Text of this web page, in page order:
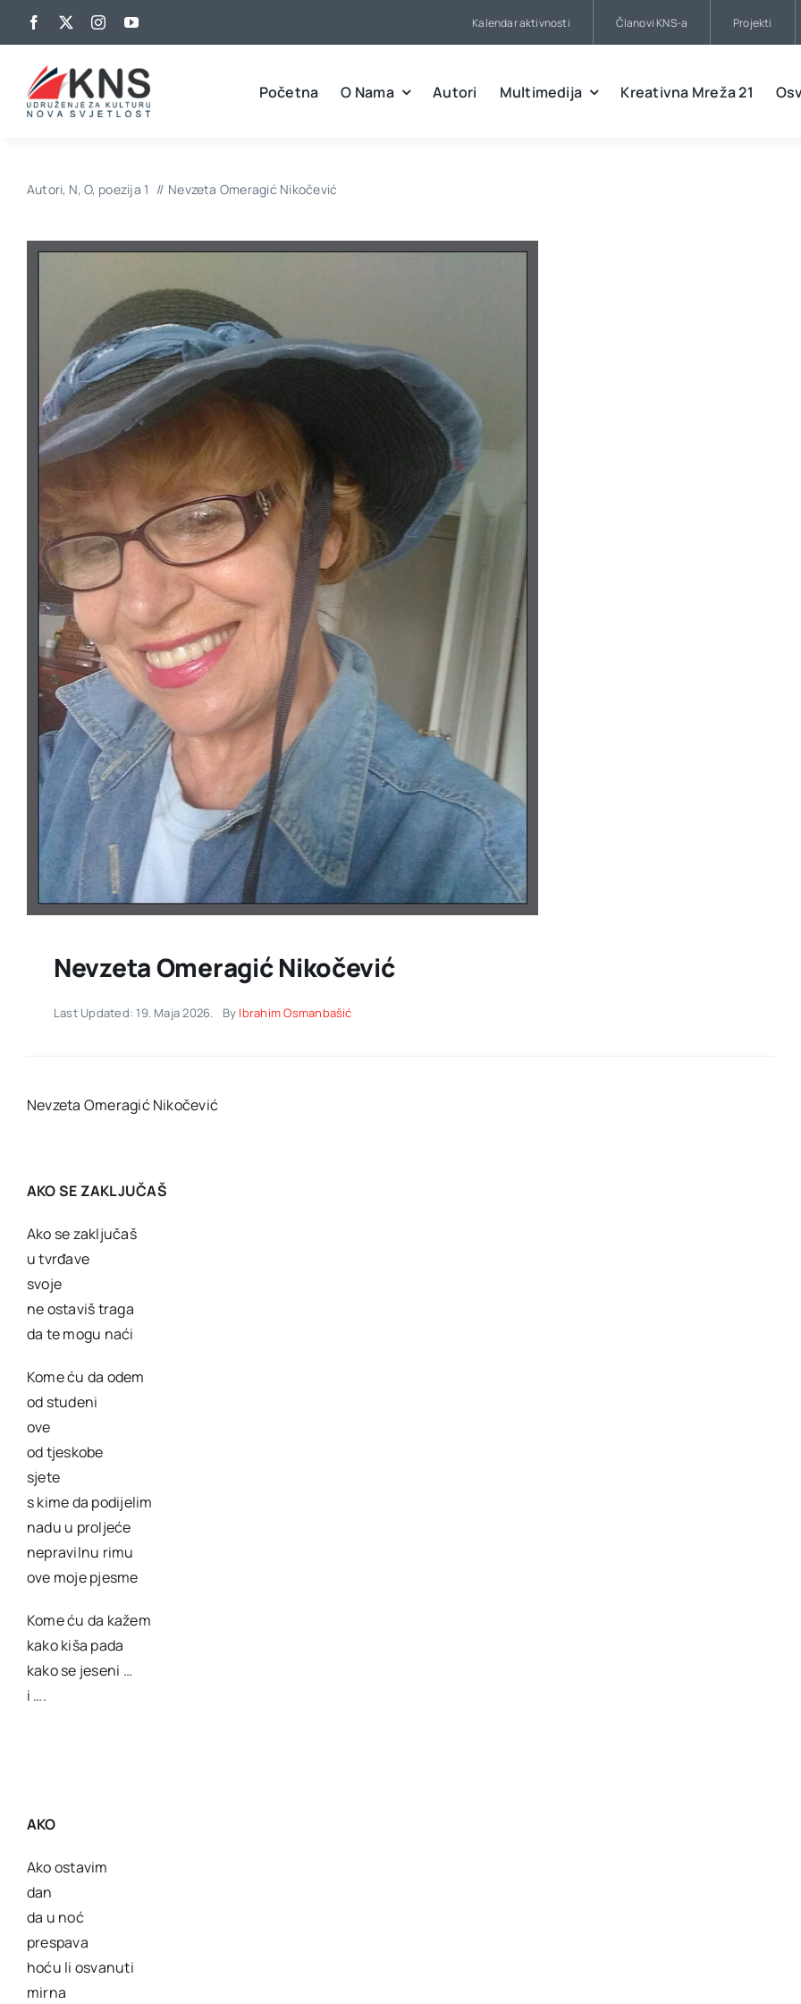
content
Kalendar aktivnosti Članovi KNS-a Projekti
Početna O Nama Autori Multimedija Kreativna Mreža 21
Autori N O poezija 1 Nevzeta Omeragić Nikočević
Nevzeta Omeragić Nikočević
Last Updated: 19. Maja 2026. By Ibrahim Osmanbašić
Nevzeta Omeragić Nikočević
AKO SE ZAKLJUČAŠ
Ako se zaključaš
u tvrđave
svoje
ne ostaviš traga
da te mogu naći
Kome ću da odem
od studeni
ove
od tjeskobe
sjete
s kime da podijelim
nadu u proljeće
nepravilnu rimu
ove moje pjesme
Kome ću da kažem
kako kiša pada
kako se jeseni …
i ….
AKO
Ako ostavim
dan
da u noć
prespava
hoću li osvanuti
mirna